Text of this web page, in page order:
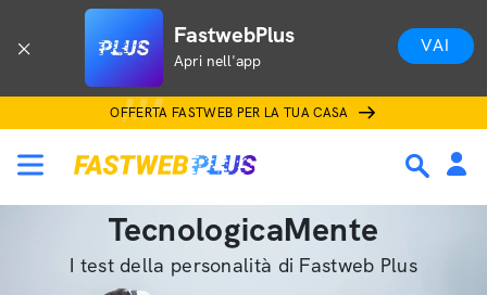
FastwebPlus
Apri nell'app
VAI
OFFERTA FASTWEB PER LA TUA CASA
TecnologicaMente
I test della personalità di Fastweb Plus